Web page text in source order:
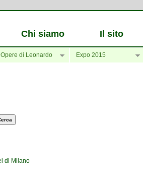
Chi siamo Il sito
Opere di Leonardo Expo 2015